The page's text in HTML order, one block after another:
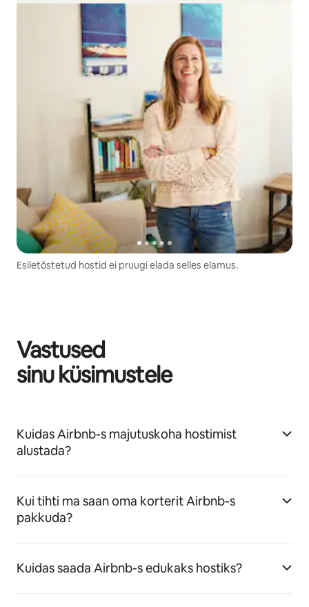
Esiletõstetud hostid ei pruugi elada selles elamus.
Vastused
sinu küsimustele
Kuidas Airbnb-s majutuskoha hostimist
alustada?
Kui tihti ma saan oma korterit Airbnb-s
pakkuda?
Kuidas saada Airbnb-s edukaks hostiks?